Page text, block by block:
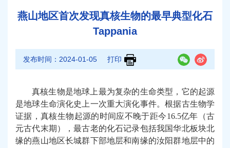
燕山地区首次发现真核生物的最早典型化石
Tappania
发布时间： 2024-01-05 打印
真核生物是地球上最为复杂的生命类型 ， 它的起源
是地球生命演化史上一次重大演化事件。根据古生物学
证据 ，真核生物起源的时间应不晚于距今16.5亿年 （古
元古代末期） ，最古老的化石记录包括我国华北板块北
缘的燕山地区长城群下部地层和南缘的汝阳群地层中的